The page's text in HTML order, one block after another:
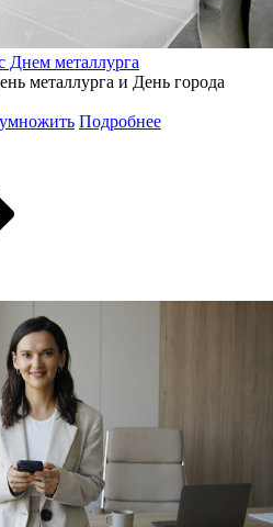
Днем металлурга
металлурга и День города
Подробнее